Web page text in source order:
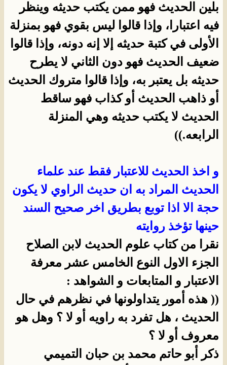
بلين الحديث فهو ممن يكتب حديثه وينظر
فيه اعتبارا، وإذا قالوا ليس بقوي فهو بمنزلة
الأولى في كتبة حديثه إلا إنه دونه، وإذا قالوا
ضعيف الحديث فهو دون الثاني لا يطرح
حديثه بل يعتبر به، وإذا قالوا متروك الحديث
أو ذاهب الحديث أو كذاب فهو ساقط
الحديث لا يكتب حديثه وهي المنزلة
الرابعه.))
و اخذ الحديث للاعتبار فقط عند علماء
الحديث المراد به ان حديث الراوي لا يكون
حجة الا اذا توبع بطريق اخر صحيح السند
حينها تؤخذ روايته
نقرا من كتاب علوم الحديث لابن الصلاح
الجزء الاول النوع الخامس عشر معرفة
الاعتبار و المتابعات و الشواهد :
(( هذه أمور يتداولونها في نظرهم في حال
الحديث ، هل تفرد به راويه أو لا ؟ وهل هو
معروف أو لا ؟
ذكر أبو حاتم محمد بن حبان التميمي